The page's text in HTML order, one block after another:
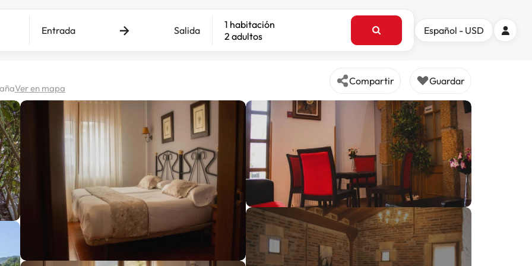
Entrada Salida
1 habitación
2 adultos
Español - USD
Ver en mapa
Compartir Guardar